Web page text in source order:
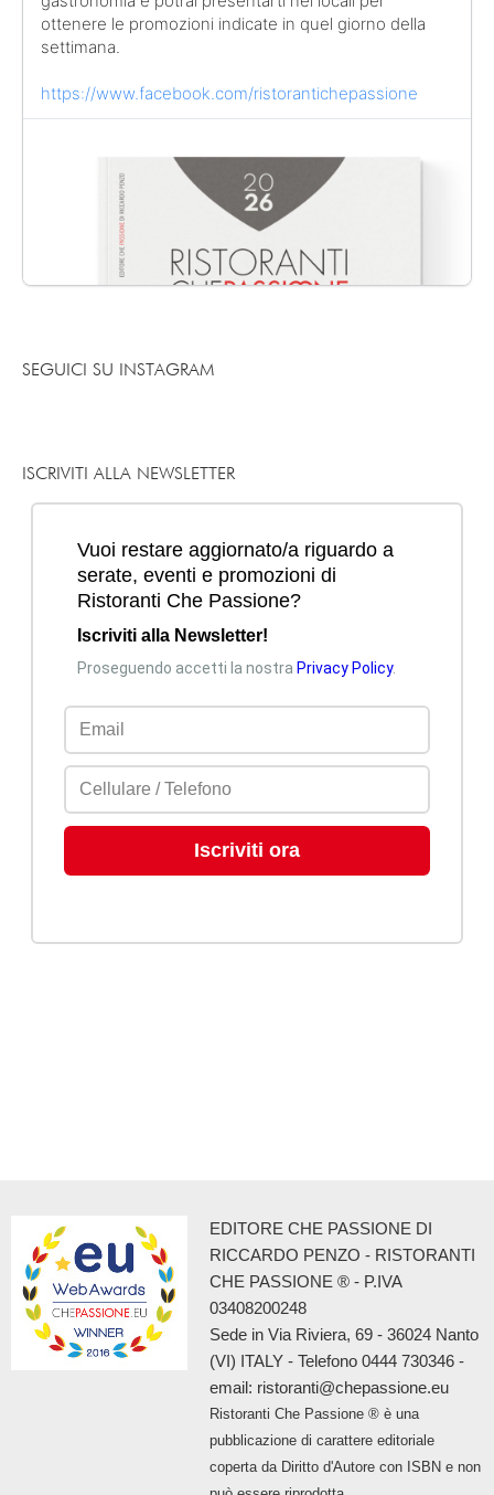
ottenere le promozioni indicate in quel giorno della
settimana.
https://www.facebook.com/ristorantichepassione
Mi piace
SEGUICI SU INSTAGRAM
ISCRIVITI ALLA NEWSLETTER
EDITORE CHE PASSIONE DI
RICCARDO PENZO - RISTORANTI
CHE PASSIONE ® - P.IVA
03408200248
Sede in Via Riviera, 69 - 36024 Nanto
(VI) ITALY - Telefono 0444 730346 -
email: ristoranti@chepassione.eu
Ristoranti Che Passione ® è una
pubblicazione di carattere editoriale
coperta da Diritto d'Autore con ISBN e non